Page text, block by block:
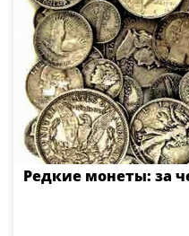
Редкие монеты: за